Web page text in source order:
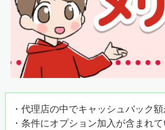
・代理店の中でキャッシュバック
・条件にオプション加入が含まれ